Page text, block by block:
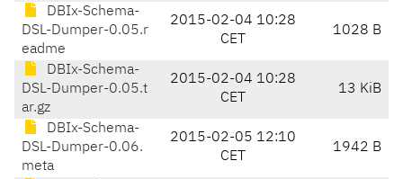
DBIx-Schema-
DSL-Dumper-0.05.r
eadme
2015-02-04 10:28
CET
1028 B
DBIx-Schema-
DSL-Dumper-0.05.t
ar.gz
2015-02-04 10:28
CET
13 KiB
DBIx-Schema-
DSL-Dumper-0.06.
meta
2015-02-05 12:10
CET
1942 B